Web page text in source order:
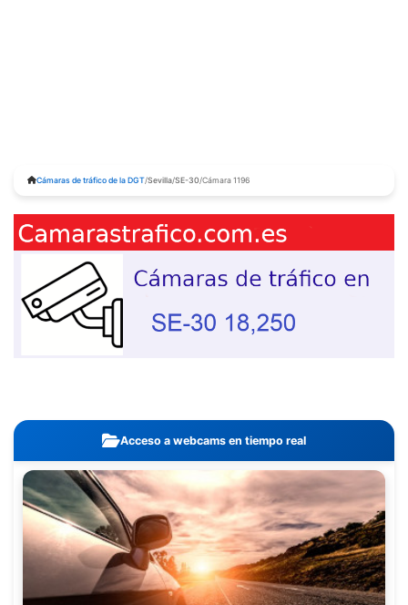
Cámaras de tráfico de la DGT/Sevilla/SE-30 /Cámara 1196
Acceso a webcams en tiempo real